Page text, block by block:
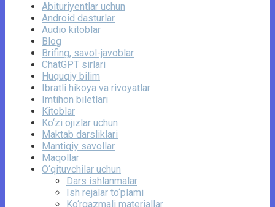
Abituriyentlar uchun
Android dasturlar
Audio kitoblar
Blog
Brifing, savol-javoblar
ChatGPT sirlari
Huquqiy bilim
Ibratli hikoya va rivoyatlar
Imtihon biletlari
Kitoblar
Ko‘zi ojizlar uchun
Maktab darsliklari
Mantiqiy savollar
Maqollar
O‘qituvchilar uchun
Dars ishlanmalar
Ish rejalar to‘plami
Ko‘rgazmali materiallar